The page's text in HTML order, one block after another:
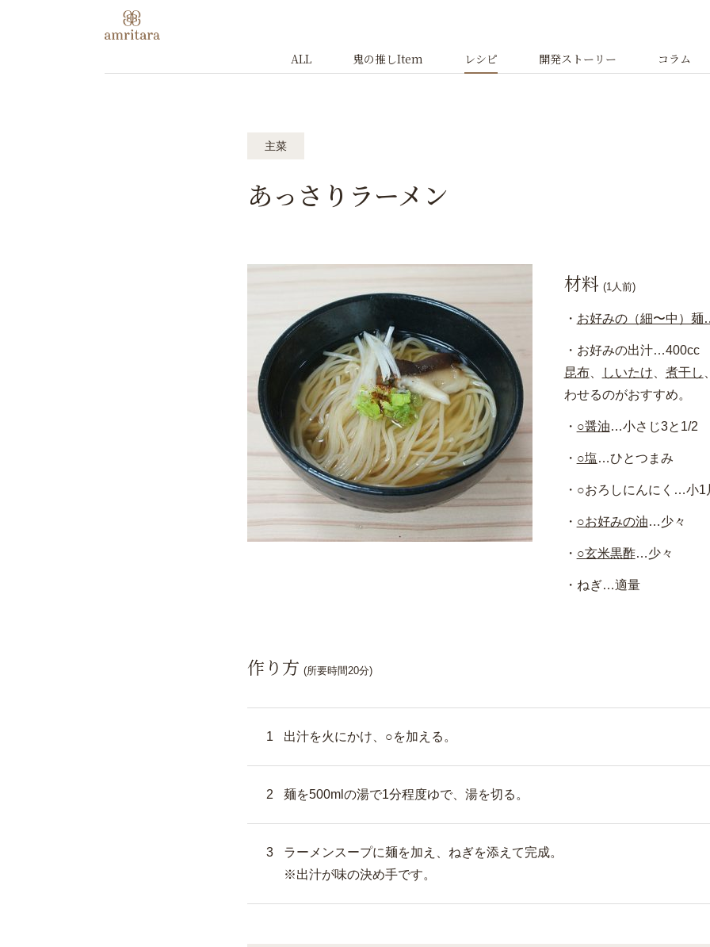
ALL 鬼の推しItem レシピ 開発ストーリー コラム
主菜
あっさりラーメン
材料 (1人前)
お好みの（細〜中）
お好みの出汁…400cc
昆布、 しいたけ 煮干し
わせるのがおすすめ。
○醤油…小さじ3と1/2
○塩…ひとつまみ
○おろしにんにく…小1
○お好みの油…少々
○玄米黒酢…少々
ねぎ…適量
作り方 (所要時間20分)
出汁を火にかけ、○を加える。
麺を500mlの湯で1分程度ゆで、湯を切る。
ラーメンスープに麺を加え、ねぎを添えて完成。
※出汁が味の決め手です。